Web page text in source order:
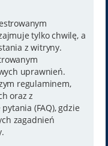
tylko chwilę, a
z witryny.
uprawnień.
regulaminem,
oraz z
(FAQ), gdzie
zagadnień